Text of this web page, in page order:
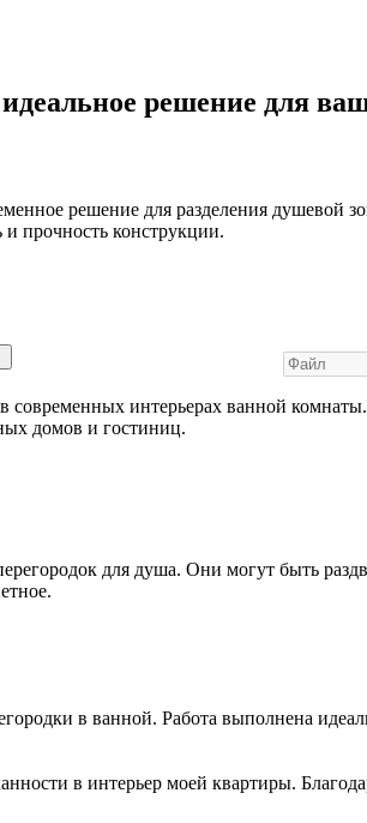
решение для
решение для разделения
прочность конструкции.
интерьерах ванной
домов и гостиниц.
перегородок для душа. Они могут быть
в ванной. Работа выполнена
в интерьер моей квартиры.